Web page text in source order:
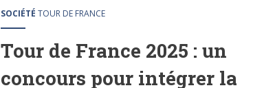
SOCIÉTÉ TOUR DE FRANCE
Tour de France 2025 : un
concours pour intégrer la